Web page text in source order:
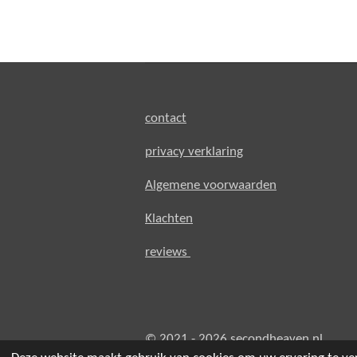
contact
privacy verklaring
Algemene voorwaarden
Klachten
reviews
© 2021 - 2026 secondheaven.nl